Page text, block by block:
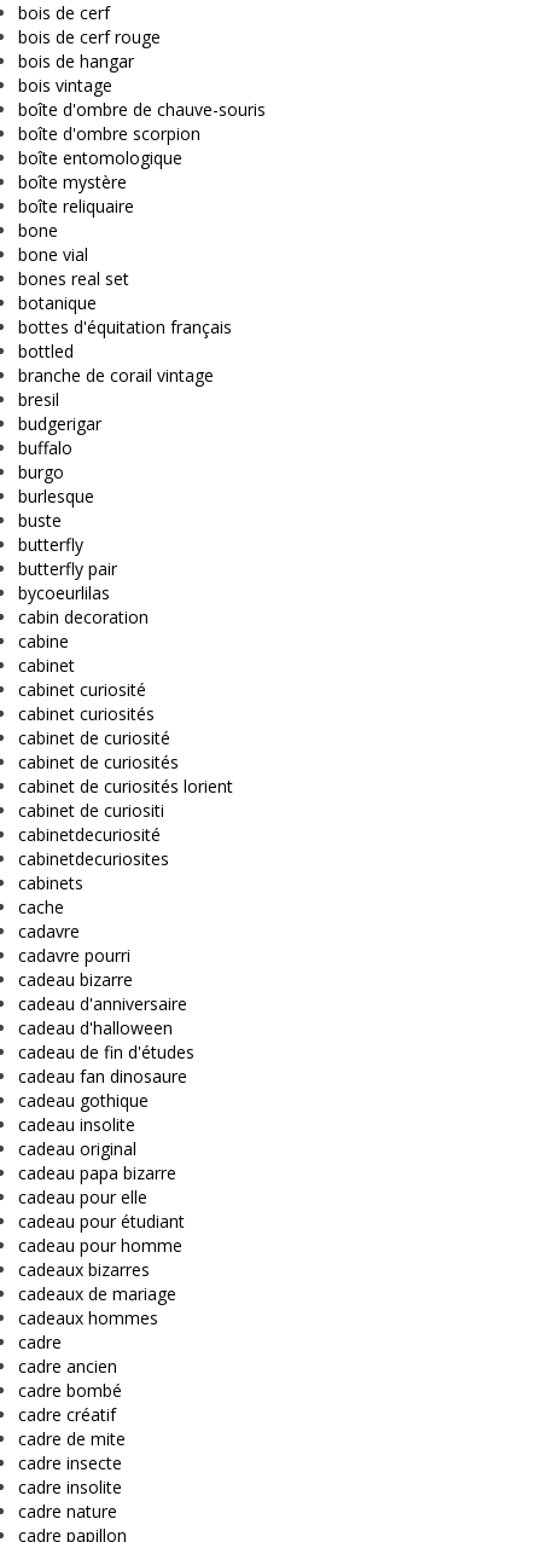
bois de cerf
bois de cerf rouge
bois de hangar
bois vintage
boîte d'ombre de chauve-souris
boîte d'ombre scorpion
boîte entomologique
boîte mystère
boîte reliquaire
bone
bone vial
bones real set
botanique
bottes d'équitation français
bottled
branche de corail vintage
bresil
budgerigar
buffalo
burgo
burlesque
buste
butterfly
butterfly pair
bycoeurlilas
cabin decoration
cabine
cabinet
cabinet curiosité
cabinet curiosités
cabinet de curiosité
cabinet de curiosités
cabinet de curiosités lorient
cabinet de curiositi
cabinetdecuriosité
cabinetdecuriosites
cabinets
cache
cadavre
cadavre pourri
cadeau bizarre
cadeau d'anniversaire
cadeau d'halloween
cadeau de fin d'études
cadeau fan dinosaure
cadeau gothique
cadeau insolite
cadeau original
cadeau papa bizarre
cadeau pour elle
cadeau pour étudiant
cadeau pour homme
cadeaux bizarres
cadeaux de mariage
cadeaux hommes
cadre
cadre ancien
cadre bombé
cadre créatif
cadre de mite
cadre insecte
cadre insolite
cadre nature
cadre papillon